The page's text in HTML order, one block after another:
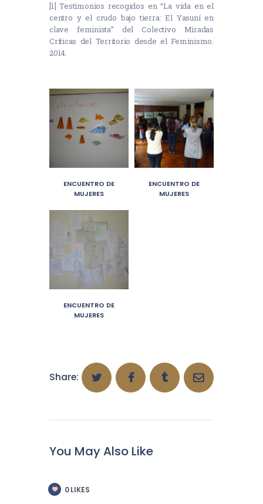
[1] Testimonios recogidos en “La vida en el
centro y el crudo bajo tierra: El Yasuní en
clave feminista” del Colectivo Miradas
Críticas del Territorio desde el Feminismo.
2014.
ENCUENTRO DE
MUJERES
ENCUENTRO DE
MUJERES
ENCUENTRO DE
MUJERES
Share:
You May Also Like
0 LIKES